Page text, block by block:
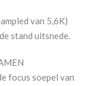
van 5,6K)
stand uitsnede.
focus soepel van